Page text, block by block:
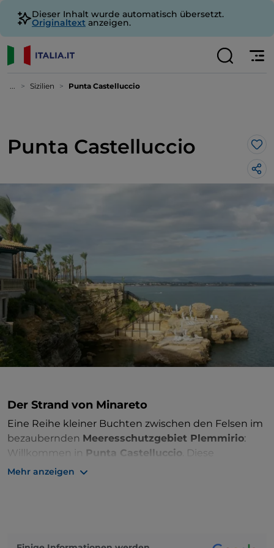
Dieser Inhalt wurde automatisch übersetzt.
Originaltext anzeigen.
... Sizilien Punta Castelluccio
Punta Castelluccio
Der Strand von Minareto
Eine Reihe kleiner Buchten zwischen den Felsen im
bezaubernden Meeresschutzgebiet Plemmirio:
Willkommen in Punta Castelluccio . Diese
Naturoase bietet felsige und unberührte Strände,
Mehr anzeigen